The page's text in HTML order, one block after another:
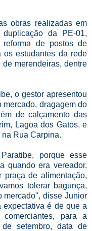
obras realizadas em
da PE-01,
de postos de
os estudantes da rede
merendeiras, dentre
o gestor apresentou
mercado, dragagem do
de calçamento das
Lagoa dos Gatos, e
Rua Carpina.
porque esse
quando era vereador.
praça de alimentação,
tolerar bagunça,
mercado", disse Junior
expectativa é de que a
para a
setembro, data de